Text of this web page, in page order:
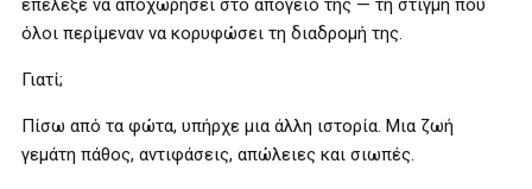
επέλεξε να αποχωρήσει στο απόγειό της — τη στιγμή που
όλοι περίμεναν να κορυφώσει τη διαδρομή της.
Γιατί;
Πίσω από τα φώτα, υπήρχε μια άλλη ιστορία. Μια ζωή
γεμάτη πάθος, αντιφάσεις, απώλειες και σιωπές.